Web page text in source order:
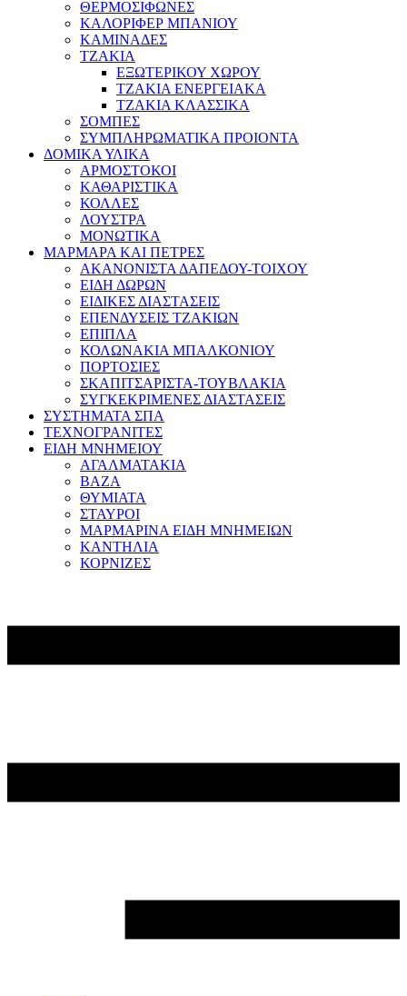
ΘΕΡΜΟΣΙΦΩΝΕΣ
ΚΑΛΟΡΙΦΕΡ ΜΠΑΝΙΟΥ
ΚΑΜΙΝΑΔΕΣ
ΤΖΑΚΙΑ
ΕΞΩΤΕΡΙΚΟΥ ΧΩΡΟΥ
ΤΖΑΚΙΑ ΕΝΕΡΓΕΙΑΚΑ
ΤΖΑΚΙΑ ΚΛΑΣΣΙΚΑ
ΣΟΜΠΕΣ
ΣΥΜΠΛΗΡΩΜΑΤΙΚΑ ΠΡΟΙΟΝΤΑ
ΔΟΜΙΚΑ ΥΛΙΚΑ
ΑΡΜΟΣΤΟΚΟΙ
ΚΑΘΑΡΙΣΤΙΚΑ
ΚΟΛΛΕΣ
ΛΟΥΣΤΡΑ
ΜΟΝΩΤΙΚΑ
ΜΑΡΜΑΡΑ ΚΑΙ ΠΕΤΡΕΣ
ΑΚΑΝΟΝΙΣΤΑ ΔΑΠΕΔΟΥ-ΤΟΙΧΟΥ
ΕΙΔΗ ΔΩΡΩΝ
ΕΙΔΙΚΕΣ ΔΙΑΣΤΑΣΕΙΣ
ΕΠΕΝΔΥΣΕΙΣ ΤΖΑΚΙΩΝ
ΕΠΙΠΛΑ
ΚΟΛΩΝΑΚΙΑ ΜΠΑΛΚΟΝΙΟΥ
ΠΟΡΤΟΣΙΕΣ
ΣΚΑΠΙΤΣΑΡΙΣΤΑ-ΤΟΥΒΛΑΚΙΑ
ΣΥΓΚΕΚΡΙΜΕΝΕΣ ΔΙΑΣΤΑΣΕΙΣ
ΣΥΣΤΗΜΑΤΑ ΣΠΑ
ΤΕΧΝΟΓΡΑΝΙΤΕΣ
ΕΙΔΗ ΜΝΗΜΕΙΟΥ
ΑΓΑΛΜΑΤΑΚΙΑ
ΒΑΖΑ
ΘΥΜΙΑΤΑ
ΣΤΑΥΡΟΙ
ΜΑΡΜΑΡΙΝΑ ΕΙΔΗ ΜΝΗΜΕΙΩΝ
ΚΑΝΤΗΛΙΑ
ΚΟΡΝΙΖΕΣ